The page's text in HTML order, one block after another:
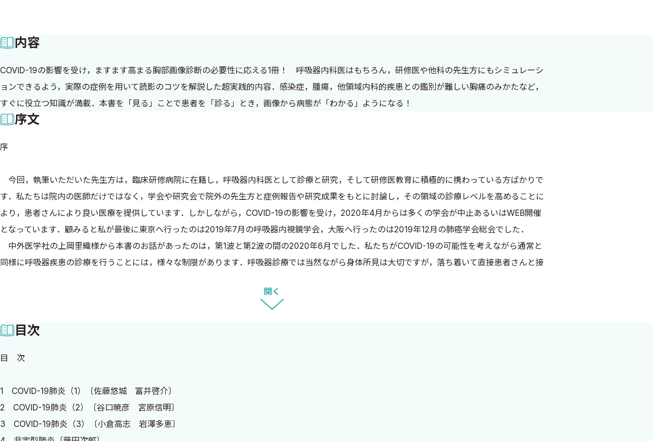
内容
COVID-19の影響を受け，ますます高まる胸部画像診断の必要性に応える1冊！ 呼吸器内科医はもちろん，研修医や他科の先生方にもシミュレーシ
ョンできるよう，実際の症例を用いて読影のコツを解説した超実践的内容．感染症，腫瘍，他領域内科的疾患との鑑別が難しい胸痛のみかたなど，
すぐに役立つ知識が満載．本書を「見る」ことで患者を「診る」とき，画像から病態が「わかる」ようになる！
序文
序
今回，執筆いただいた先生方は，臨床研修病院に在籍し，呼吸器内科医として診療と研究，そして研修医教育に積極的に携わっている方ばかりで
す．私たちは院内の医師だけではなく，学会や研究会で院外の先生方と症例報告や研究成果をもとに討論し，その領域の診療レベルを高めることに
より，患者さんにより良い医療を提供しています．しかしながら，COVID-19の影響を受け，2020年4月からは多くの学会が中止あるいはWEB開催
となっています．顧みると私が最後に東京へ行ったのは2019年7月の呼吸器内視鏡学会，大阪へ行ったのは2019年12月の肺癌学会総会でした．
中外医学社の上岡里織様から本書のお話があったのは，第1波と第2波の間の2020年6月でした．私たちがCOVID-19の可能性を考えながら通常と
同様に呼吸器疾患の診療を行うことには，様々な制限があります．呼吸器診療では当然ながら身体所見は大切ですが，落ち着いて直接患者さんと接
修医，内科専攻医，そして呼吸器疾患を専門にしていない先生にも，この機会に画像診断と疾患の基本的な知識を確認してもらいたいと考えまし
た．そこで，COVID-19診療に第一線で活躍する教育施設の先生方に，具体的な症例を提示して，病態，診断，治療をわかりやすく解説していただ
くようお願いしました．この未曾有の状況において，個人的に無理をお願いできる先生ばかりになってしまいました．改めてお詫びを申し上げます
法（おそらくは各施設でのカンファレンスの進め方）が良いと思い，お任せしました．できるだけ制約をしなかったことで，先生方が実際に目の前
2020年11月には岡山で肺癌学会総会（木浦勝行会長）があり，COVID-19の第2波と第3波の間ということで，全国から多くの医師が参加してくだ
さいました．久しぶりの現地開催となった全国学会ということで，多くの先生方が直接討論できる喜びにあふれていたのを思い出します．この時の
感激を『見る診るわかる！ 胸部画像診断』でも感じていただければ幸いです．
開く
目次
目 次
1 COVID-19肺炎（1）〔佐藤悠城 富井啓介〕
2 COVID-19肺炎（2）〔谷口暁彦 宮原信明〕
3 COVID-19肺炎（3）〔小倉高志 岩澤多恵〕